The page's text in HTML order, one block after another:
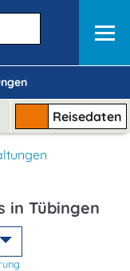
Reisedaten
in Tübingen